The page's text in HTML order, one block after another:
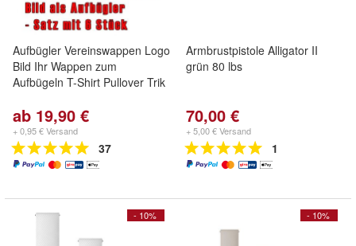
Aufbügler Vereinswappen Logo
Bild Ihr Wappen zum
Aufbügeln T-Shirt Pullover Trik
ab 19,90 €
+ 0,95 € Versand
37
Armbrustpistole Alligator II
grün 80 lbs
70,00 €
+ 5,00 € Versand
1
- 10% - 10%